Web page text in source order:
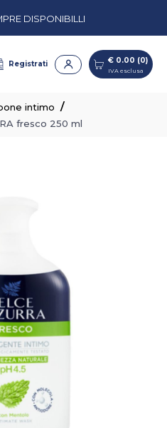
DISPONIBILLI
ORGANIZZATE
DISPONIBILLI
Registrati € 0.00 (0)
IVA esclusa
intimo
fresco 250 ml